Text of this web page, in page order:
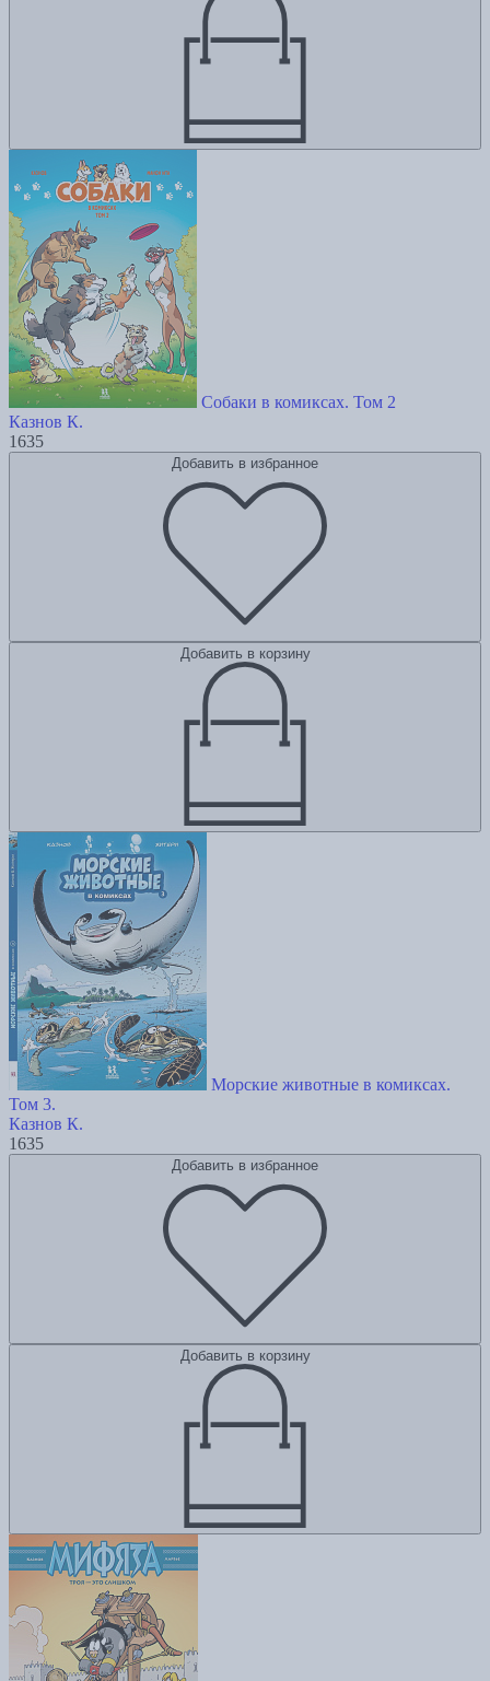
Собаки в комиксах. Том 2
Казнов К.
1635
Добавить в избранное
Добавить в корзину
Морские животные в комиксах.
Том 3.
Казнов К.
1635
Добавить в избранное
Добавить в корзину